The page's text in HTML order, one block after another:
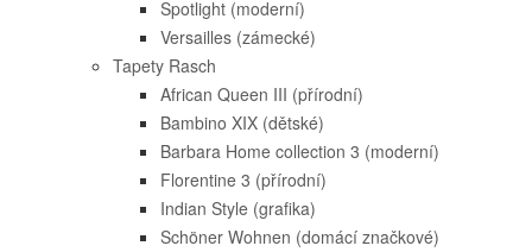
Spotlight (moderní)
Versailles (zámecké)
Tapety Rasch
African Queen III (přírodní)
Bambino XIX (dětské)
Barbara Home collection 3 (moderní)
Florentine 3 (přírodní)
Indian Style (grafika)
Schöner Wohnen (domácí značkové)